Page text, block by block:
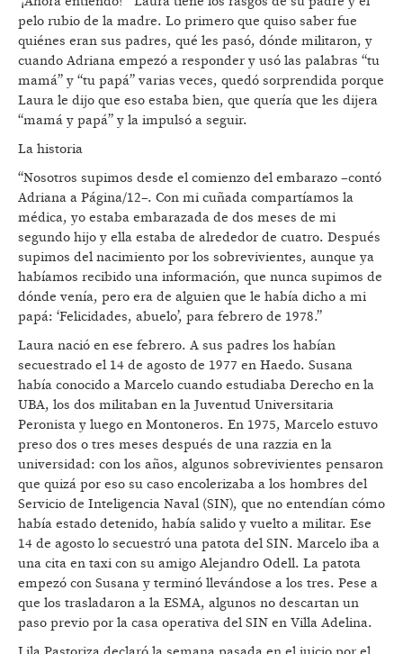
pelo rubio de la madre. Lo primero que quiso saber fue
quiénes eran sus padres, qué les pasó, dónde militaron, y
cuando Adriana empezó a responder y usó las palabras “tu
mamá” y “tu papá” varias veces, quedó sorprendida porque
Laura le dijo que eso estaba bien, que quería que les dijera
“mamá y papá” y la impulsó a seguir.
La historia
“Nosotros supimos desde el comienzo del embarazo –contó
Adriana a Página/12–. Con mi cuñada compartíamos la
médica, yo estaba embarazada de dos meses de mi
segundo hijo y ella estaba de alrededor de cuatro. Después
supimos del nacimiento por los sobrevivientes, aunque ya
habíamos recibido una información, que nunca supimos de
dónde venía, pero era de alguien que le había dicho a mi
papá: ‘Felicidades, abuelo’, para febrero de 1978.”
Laura nació en ese febrero. A sus padres los habían
secuestrado el 14 de agosto de 1977 en Haedo. Susana
había conocido a Marcelo cuando estudiaba Derecho en la
UBA, los dos militaban en la Juventud Universitaria
Peronista y luego en Montoneros. En 1975, Marcelo estuvo
preso dos o tres meses después de una razzia en la
universidad: con los años, algunos sobrevivientes pensaron
que quizá por eso su caso encolerizaba a los hombres del
Servicio de Inteligencia Naval (SIN), que no entendían cómo
había estado detenido, había salido y vuelto a militar. Ese
14 de agosto lo secuestró una patota del SIN. Marcelo iba a
una cita en taxi con su amigo Alejandro Odell. La patota
empezó con Susana y terminó llevándose a los tres. Pese a
que los trasladaron a la ESMA, algunos no descartan un
paso previo por la casa operativa del SIN en Villa Adelina.